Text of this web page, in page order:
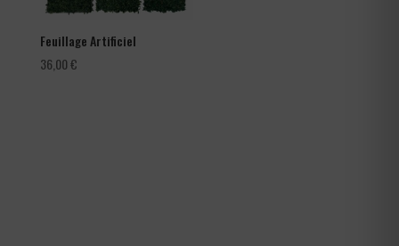
Feuillage Artificiel
36,00€